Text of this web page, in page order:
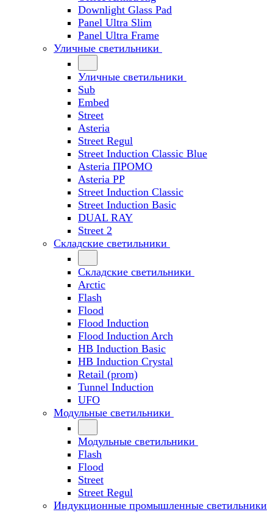
Downlight Glass Pad
Panel Ultra Slim
Panel Ultra Frame
Уличные светильники
Уличные светильники
Sub
Embed
Street
Asteria
Street Regul
Street Induction Classic Blue
Asteria ПРОМО
Asteria PP
Street Induction Classic
Street Induction Basic
DUAL RAY
Street 2
Складские светильники
Складские светильники
Arctic
Flash
Flood
Flood Induction
Flood Induction Arch
HB Induction Basic
HB Induction Crystal
Retail (prom)
Tunnel Induction
UFO
Модульные светильники
Модульные светильники
Flash
Flood
Street
Street Regul
Индукционные промышленные светильники